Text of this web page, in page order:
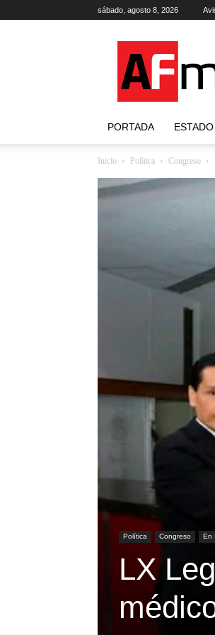
sábado, agosto 8, 2026
PORTADA ESTADO
Inicio Política Congreso
Política Congreso En
LX